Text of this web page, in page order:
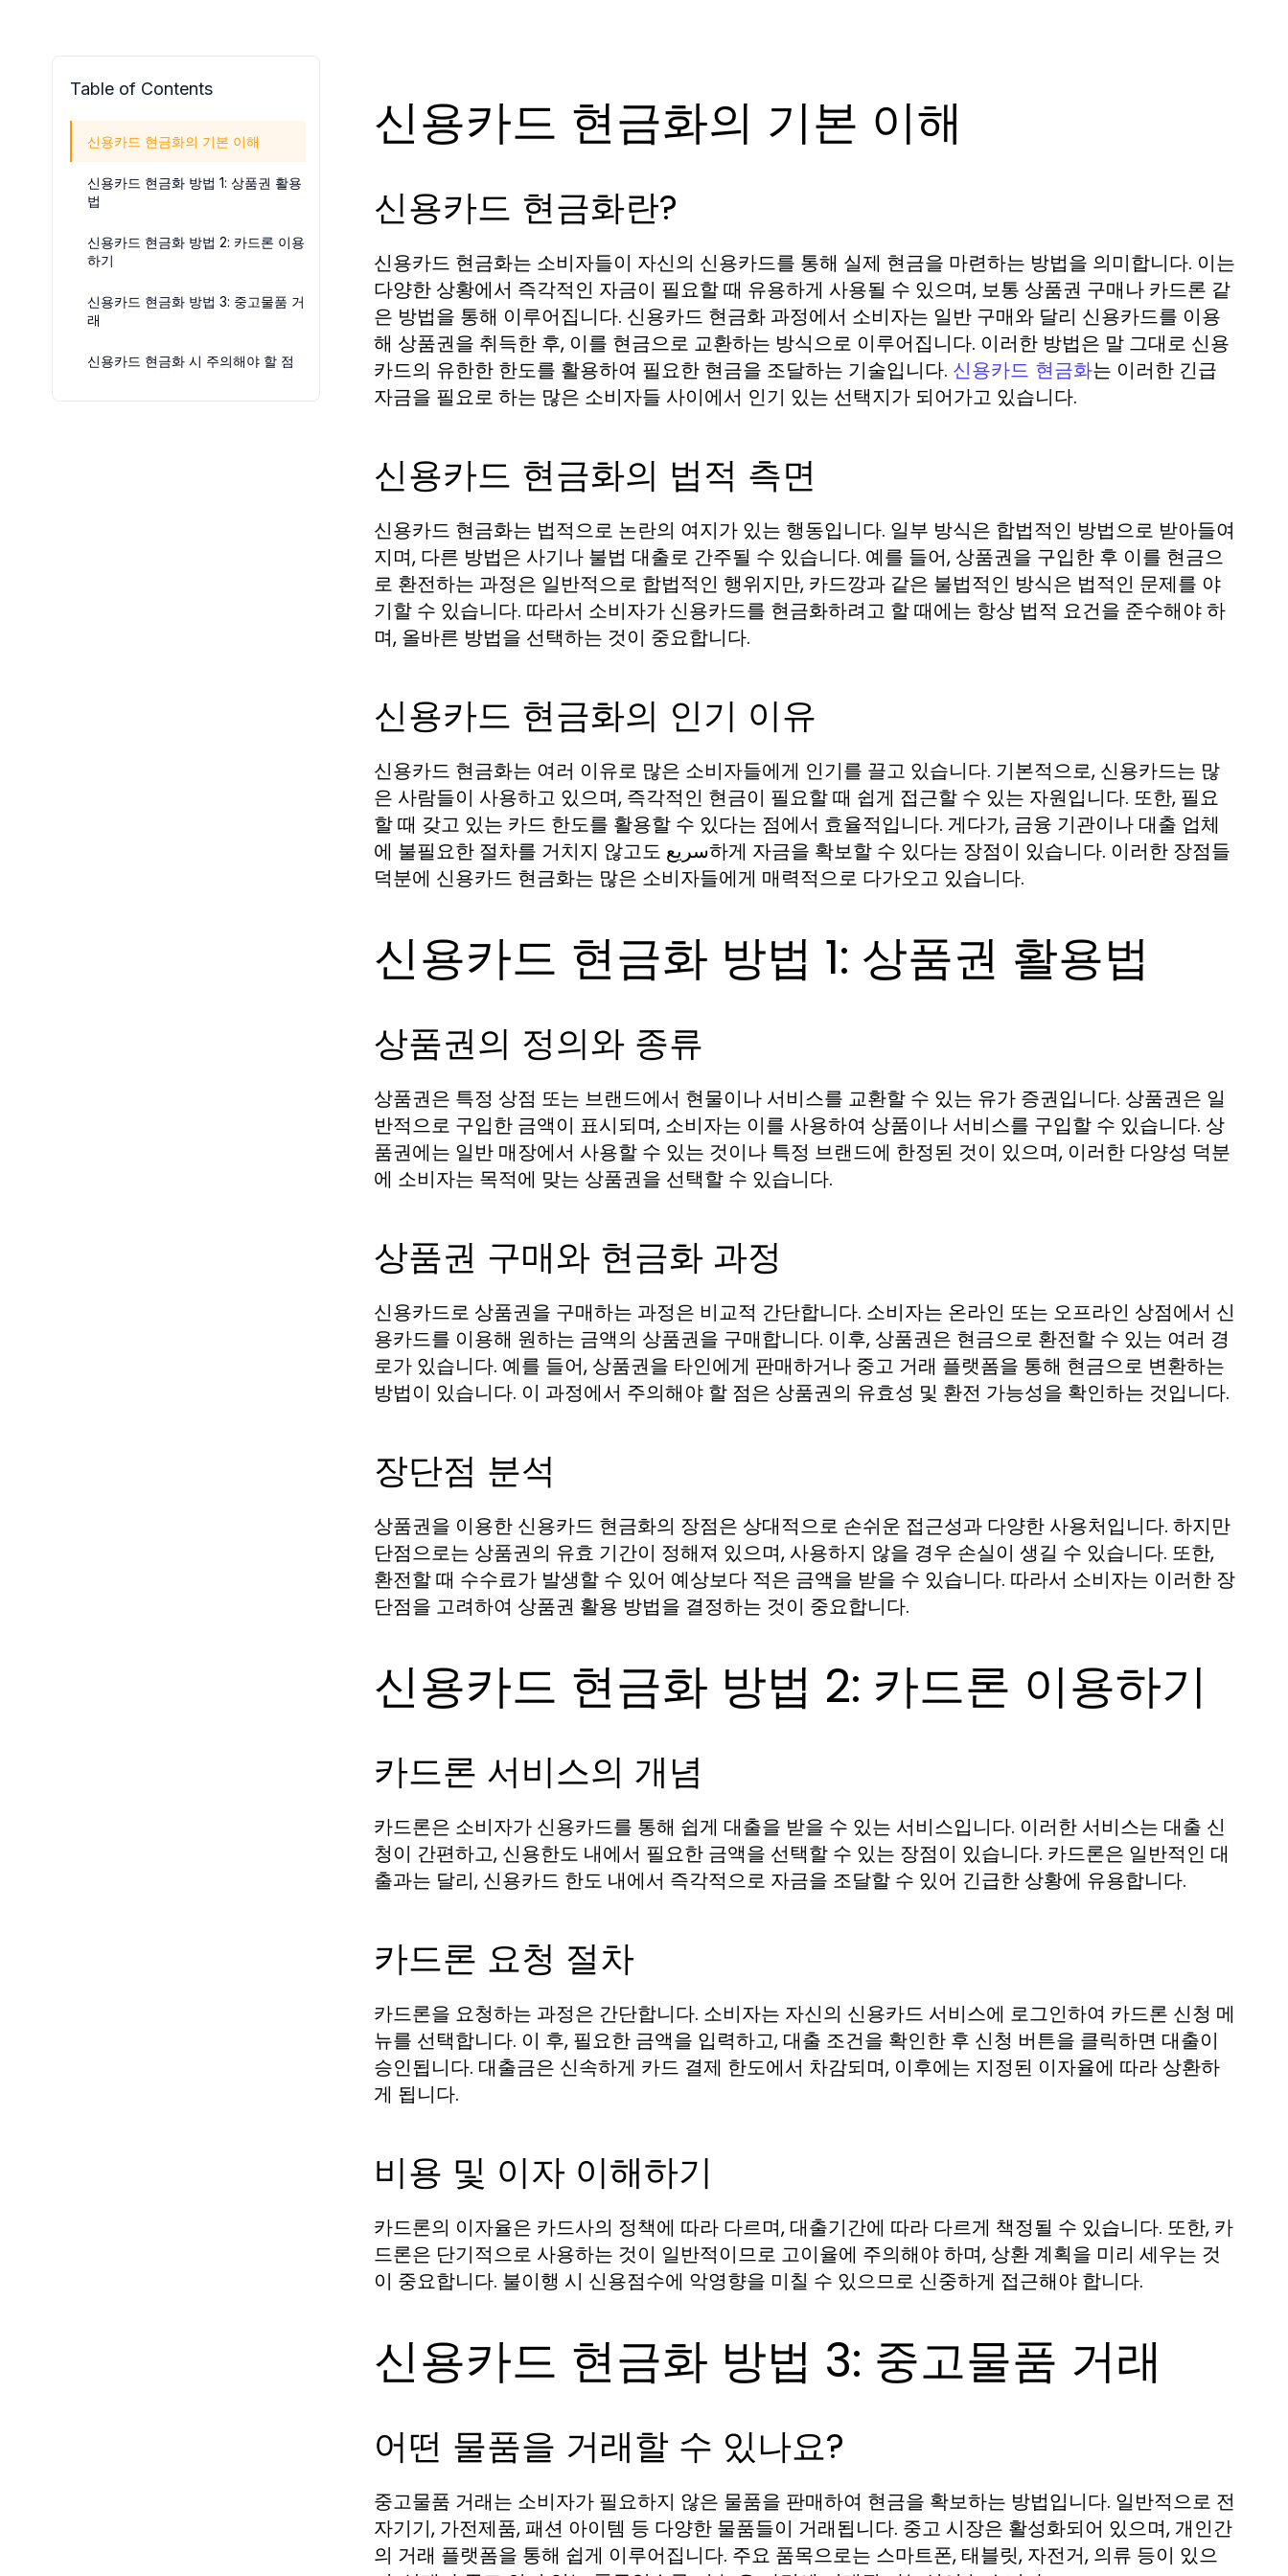
Table of Contents
신용카드 현금화의 기본 이해
신용카드 현금화 방법 1: 상품권 활용
법
신용카드 현금화 방법 2: 카드론 이용
하기
신용카드 현금화 방법 3: 중고물품 거
래
신용카드 현금화 시 주의해야 할 점
신용카드 현금화의 기본 이해
신용카드 현금화란?
신용카드 현금화는 소비자들이 자신의 신용카드를 통해 실제 현금을 마련하는 방법을 의미합니다. 이는
다양한 상황에서 즉각적인 자금이 필요할 때 유용하게 사용될 수 있으며, 보통 상품권 구매나 카드론 같
은 방법을 통해 이루어집니다. 신용카드 현금화 과정에서 소비자는 일반 구매와 달리 신용카드를 이용
해 상품권을 취득한 후, 이를 현금으로 교환하는 방식으로 이루어집니다. 이러한 방법은 말 그대로 신용
카드의 유한한 한도를 활용하여 필요한 현금을 조달하는 기술입니다. 신용카드 현금화는 이러한 긴급
자금을 필요로 하는 많은 소비자들 사이에서 인기 있는 선택지가 되어가고 있습니다.
신용카드 현금화의 법적 측면
신용카드 현금화는 법적으로 논란의 여지가 있는 행동입니다. 일부 방식은 합법적인 방법으로 받아들여
지며, 다른 방법은 사기나 불법 대출로 간주될 수 있습니다. 예를 들어, 상품권을 구입한 후 이를 현금으
로 환전하는 과정은 일반적으로 합법적인 행위지만, 카드깡과 같은 불법적인 방식은 법적인 문제를 야
기할 수 있습니다. 따라서 소비자가 신용카드를 현금화하려고 할 때에는 항상 법적 요건을 준수해야 하
며, 올바른 방법을 선택하는 것이 중요합니다.
신용카드 현금화의 인기 이유
신용카드 현금화는 여러 이유로 많은 소비자들에게 인기를 끌고 있습니다. 기본적으로, 신용카드는 많
은 사람들이 사용하고 있으며, 즉각적인 현금이 필요할 때 쉽게 접근할 수 있는 자원입니다. 또한, 필요
할 때 갖고 있는 카드 한도를 활용할 수 있다는 점에서 효율적입니다. 게다가, 금융 기관이나 대출 업체
에 불필요한 절차를 거치지 않고도 سریع하게 자금을 확보할 수 있다는 장점이 있습니다. 이러한 장점들
덕분에 신용카드 현금화는 많은 소비자들에게 매력적으로 다가오고 있습니다.
신용카드 현금화 방법 1: 상품권 활용법
상품권의 정의와 종류
상품권은 특정 상점 또는 브랜드에서 현물이나 서비스를 교환할 수 있는 유가 증권입니다. 상품권은 일
반적으로 구입한 금액이 표시되며, 소비자는 이를 사용하여 상품이나 서비스를 구입할 수 있습니다. 상
품권에는 일반 매장에서 사용할 수 있는 것이나 특정 브랜드에 한정된 것이 있으며, 이러한 다양성 덕분
에 소비자는 목적에 맞는 상품권을 선택할 수 있습니다.
상품권 구매와 현금화 과정
신용카드로 상품권을 구매하는 과정은 비교적 간단합니다. 소비자는 온라인 또는 오프라인 상점에서 신
용카드를 이용해 원하는 금액의 상품권을 구매합니다. 이후, 상품권은 현금으로 환전할 수 있는 여러 경
로가 있습니다. 예를 들어, 상품권을 타인에게 판매하거나 중고 거래 플랫폼을 통해 현금으로 변환하는
방법이 있습니다. 이 과정에서 주의해야 할 점은 상품권의 유효성 및 환전 가능성을 확인하는 것입니다.
장단점 분석
상품권을 이용한 신용카드 현금화의 장점은 상대적으로 손쉬운 접근성과 다양한 사용처입니다. 하지만
단점으로는 상품권의 유효 기간이 정해져 있으며, 사용하지 않을 경우 손실이 생길 수 있습니다. 또한,
환전할 때 수수료가 발생할 수 있어 예상보다 적은 금액을 받을 수 있습니다. 따라서 소비자는 이러한 장
단점을 고려하여 상품권 활용 방법을 결정하는 것이 중요합니다.
신용카드 현금화 방법 2: 카드론 이용하기
카드론 서비스의 개념
카드론은 소비자가 신용카드를 통해 쉽게 대출을 받을 수 있는 서비스입니다. 이러한 서비스는 대출 신
청이 간편하고, 신용한도 내에서 필요한 금액을 선택할 수 있는 장점이 있습니다. 카드론은 일반적인 대
출과는 달리, 신용카드 한도 내에서 즉각적으로 자금을 조달할 수 있어 긴급한 상황에 유용합니다.
카드론 요청 절차
카드론을 요청하는 과정은 간단합니다. 소비자는 자신의 신용카드 서비스에 로그인하여 카드론 신청 메
뉴를 선택합니다. 이 후, 필요한 금액을 입력하고, 대출 조건을 확인한 후 신청 버튼을 클릭하면 대출이
승인됩니다. 대출금은 신속하게 카드 결제 한도에서 차감되며, 이후에는 지정된 이자율에 따라 상환하
게 됩니다.
비용 및 이자 이해하기
카드론의 이자율은 카드사의 정책에 따라 다르며, 대출기간에 따라 다르게 책정될 수 있습니다. 또한, 카
드론은 단기적으로 사용하는 것이 일반적이므로 고이율에 주의해야 하며, 상환 계획을 미리 세우는 것
이 중요합니다. 불이행 시 신용점수에 악영향을 미칠 수 있으므로 신중하게 접근해야 합니다.
신용카드 현금화 방법 3: 중고물품 거래
어떤 물품을 거래할 수 있나요?
중고물품 거래는 소비자가 필요하지 않은 물품을 판매하여 현금을 확보하는 방법입니다. 일반적으로 전
자기기, 가전제품, 패션 아이템 등 다양한 물품들이 거래됩니다. 중고 시장은 활성화되어 있으며, 개인간
의 거래 플랫폼을 통해 쉽게 이루어집니다. 주요 품목으로는 스마트폰, 태블릿, 자전거, 의류 등이 있으